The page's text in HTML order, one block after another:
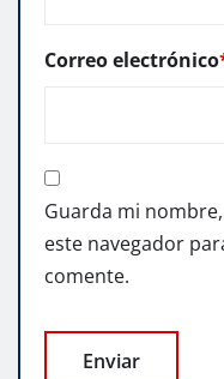
Correo electrónico
Guarda mi
este navegador
comente.